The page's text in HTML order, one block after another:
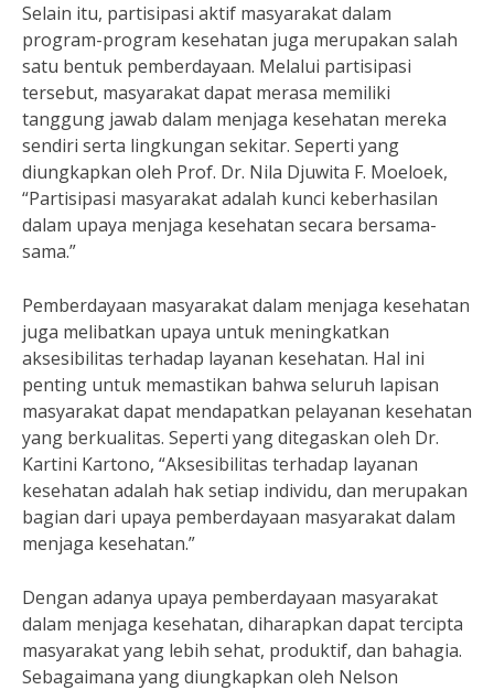
Selain itu, partisipasi aktif masyarakat dalam
program-program kesehatan juga merupakan salah
satu bentuk pemberdayaan. Melalui partisipasi
tersebut, masyarakat dapat merasa memiliki
tanggung jawab dalam menjaga kesehatan mereka
sendiri serta lingkungan sekitar. Seperti yang
diungkapkan oleh Prof. Dr. Nila Djuwita F. Moeloek,
“Partisipasi masyarakat adalah kunci keberhasilan
dalam upaya menjaga kesehatan secara bersama-
sama.”
Pemberdayaan masyarakat dalam menjaga kesehatan
juga melibatkan upaya untuk meningkatkan
aksesibilitas terhadap layanan kesehatan. Hal ini
penting untuk memastikan bahwa seluruh lapisan
masyarakat dapat mendapatkan pelayanan kesehatan
yang berkualitas. Seperti yang ditegaskan oleh Dr.
Kartini Kartono, “Aksesibilitas terhadap layanan
kesehatan adalah hak setiap individu, dan merupakan
bagian dari upaya pemberdayaan masyarakat dalam
menjaga kesehatan.”
Dengan adanya upaya pemberdayaan masyarakat
dalam menjaga kesehatan, diharapkan dapat tercipta
masyarakat yang lebih sehat, produktif, dan bahagia.
Sebagaimana yang diungkapkan oleh Nelson